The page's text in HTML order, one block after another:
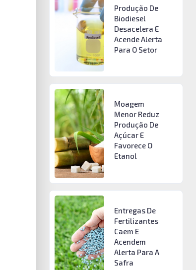
Produção De
Biodiesel
Desacelera E
Acende Alerta
Para O Setor
Moagem
Menor Reduz
Produção De
Açúcar E
Favorece O
Etanol
Entregas De
Fertilizantes
Caem E
Acendem
Alerta Para A
Safra